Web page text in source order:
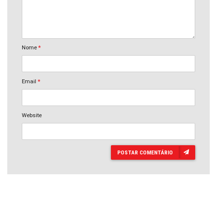
Nome *
Email *
Website
POSTAR COMENTÁRIO